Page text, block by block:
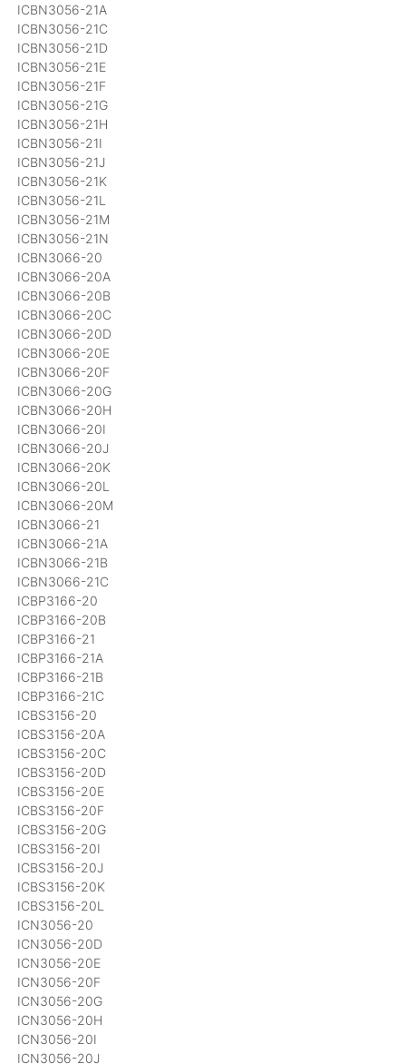
ICBN3056-21A
ICBN3056-21C
ICBN3056-21D
ICBN3056-21E
ICBN3056-21F
ICBN3056-21G
ICBN3056-21H
ICBN3056-21I
ICBN3056-21J
ICBN3056-21K
ICBN3056-21L
ICBN3056-21M
ICBN3056-21N
ICBN3066-20
ICBN3066-20A
ICBN3066-20B
ICBN3066-20C
ICBN3066-20D
ICBN3066-20E
ICBN3066-20F
ICBN3066-20G
ICBN3066-20H
ICBN3066-20I
ICBN3066-20J
ICBN3066-20K
ICBN3066-20L
ICBN3066-20M
ICBN3066-21
ICBN3066-21A
ICBN3066-21B
ICBN3066-21C
ICBP3166-20
ICBP3166-20B
ICBP3166-21
ICBP3166-21A
ICBP3166-21B
ICBP3166-21C
ICBS3156-20
ICBS3156-20A
ICBS3156-20C
ICBS3156-20D
ICBS3156-20E
ICBS3156-20F
ICBS3156-20G
ICBS3156-20I
ICBS3156-20J
ICBS3156-20K
ICBS3156-20L
ICN3056-20
ICN3056-20D
ICN3056-20E
ICN3056-20F
ICN3056-20G
ICN3056-20H
ICN3056-20I
ICN3056-20J